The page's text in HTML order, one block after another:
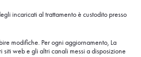
incaricati al trattamento è custodito presso
modifiche. Per ogni aggiornamento, La
siti web e gli altri canali messi a disposizione